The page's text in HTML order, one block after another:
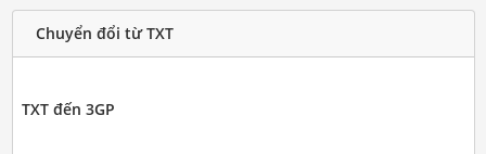
Chuyển đổi từ TXT
TXT đến 3GP